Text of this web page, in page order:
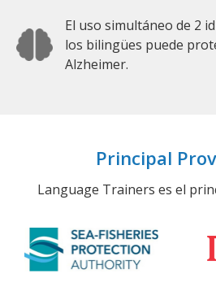
El uso simultáneo de 2
los bilingües puede
Alzheimer.
Principal
Language Trainers es el